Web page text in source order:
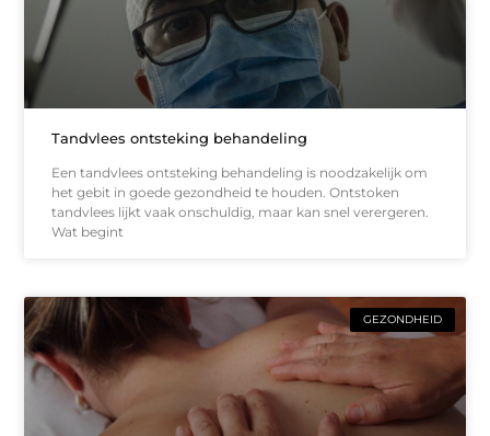
Tandvlees ontsteking behandeling
Een tandvlees ontsteking behandeling is noodzakelijk om
het gebit in goede gezondheid te houden. Ontstoken
tandvlees lijkt vaak onschuldig, maar kan snel verergeren.
Wat begint
GEZONDHEID